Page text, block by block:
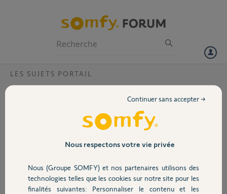
Volet
Sécurité
LES SUJETS PORTAIL
Bonjour, problème de motorisation
Problème avec la motorisation du moteur SL600AC .
Quand le portail s'ouvre et que je passe devant la celule, le portail se
Je souhaitrais que, quand le portail se referme et que je passe devant
la celule, celui-ci doit stoper et se rouvrir. Or, le mecanisme ne réagit
pas et le portail continu jusqu'à la fermeture.
Nous respectons votre vie privée
Nous (Groupe SOMFY) et nos partenaires utilisons des
technologies telles que les cookies sur notre site pour les
finalités suivantes: Personnaliser le contenu et les
Continuer sans accepter →